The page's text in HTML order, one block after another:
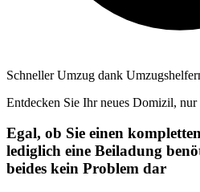
Schneller Umzug dank
Entdecken Sie Ihr neues Domizil,
Egal, ob Sie einen
lediglich eine Beiladung
beides kein Problem dar